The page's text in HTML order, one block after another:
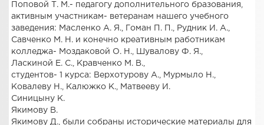
Поповой Т. М.- педагогу дополнительного бразования,
активным участникам- ветеранам нашего учебного
заведения: Масленко А. Я., Гоман П. П., Рудник И. А.,
Савченко М. Н. и конечно креативным работникам
колледжа- Моздаковой О. Н., Шувалову Ф. Я.,
Ласкиной Е. С., Кравченко М. В.,
студентов- 1 курса: Верхотурову А., Мурмыло Н.,
Ковалеву Н., Калюжко К., Матвееву И.
Синицыну К.
Якимову В.
Якимову Д., были собраны исторические материалы для